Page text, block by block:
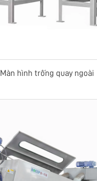
Màn hình trống quay ngoài